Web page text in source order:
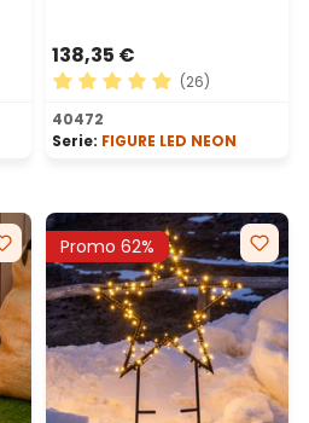
su 5 stelle
138,35 €
Valutazione media di 5 su
(26)
40472
Serie: FIGURE LED NEON
Promo 62%